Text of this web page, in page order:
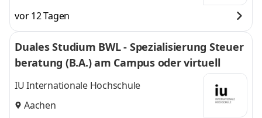
vor 12 Tagen
Duales Studium BWL - Spezialisierung Steuer
beratung (B.A.) am Campus oder virtuell
IU Internationale Hochschule
Aachen